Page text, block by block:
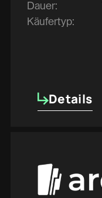
Dauer:
Käufertyp:
Details
Details